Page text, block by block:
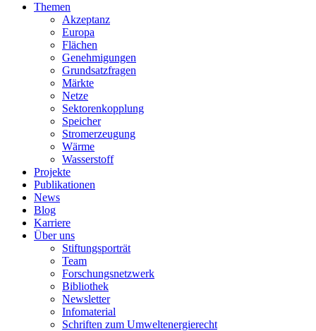
Themen
Akzeptanz
Europa
Flächen
Genehmigungen
Grundsatzfragen
Märkte
Netze
Sektorenkopplung
Speicher
Stromerzeugung
Wärme
Wasserstoff
Projekte
Publikationen
News
Blog
Karriere
Über uns
Stiftungsporträt
Team
Forschungsnetzwerk
Bibliothek
Newsletter
Infomaterial
Schriften zum Umweltenergierecht